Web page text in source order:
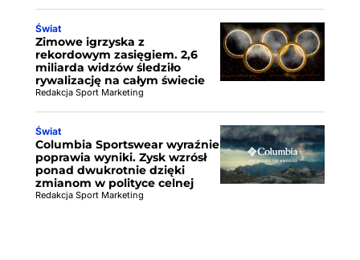
Świat
Zimowe igrzyska z
rekordowym zasięgiem. 2,6
miliarda widzów śledziło
rywalizację na całym świecie
Redakcja Sport Marketing
Świat
Columbia Sportswear wyraźnie
poprawia wyniki. Zysk wzrósł
ponad dwukrotnie dzięki
zmianom w polityce celnej
Redakcja Sport Marketing